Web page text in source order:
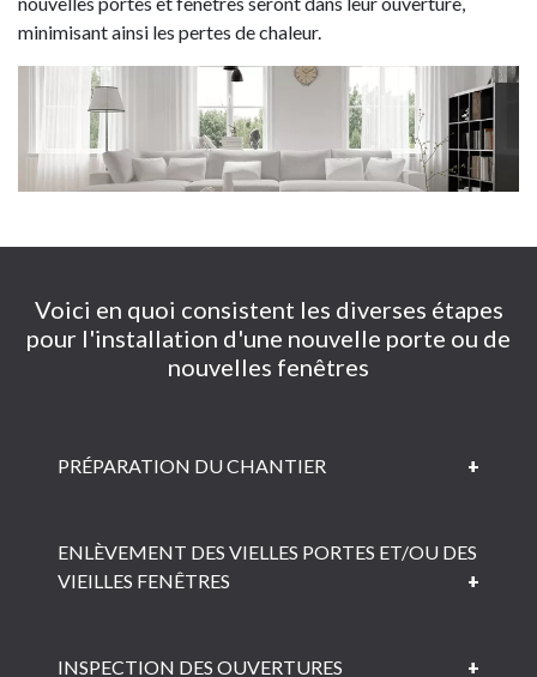
minimisant ainsi les pertes de chaleur.
Voici en quoi consistent les diverses étapes
pour l'installation d'une nouvelle porte ou de
nouvelles fenêtres
PRÉPARATION DU CHANTIER​
ENLÈVEMENT DES VIELLES PORTES ET/OU DES
VIEILLES FENÊTRES​
INSPECTION DES OUVERTURES​